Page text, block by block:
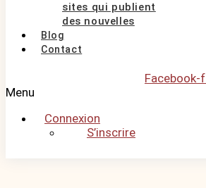
sites qui publient
des nouvelles
Blog
Contact
Facebook-f
Menu
Connexion
S’inscrire